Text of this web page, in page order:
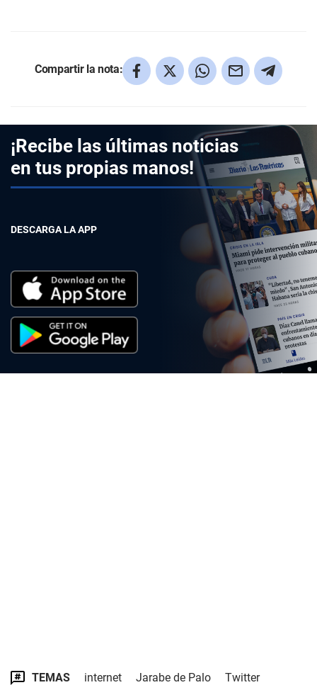
Compartir la nota:
¡Recibe las últimas noticias
en tus propias manos!
DESCARGA LA APP
TEMAS internet Jarabe de Palo Twitter